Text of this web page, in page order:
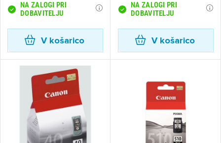
NA ZALOGI PRI
DOBAVITELJU
V košarico
NA ZALOGI PRI
DOBAVITELJU
V košarico